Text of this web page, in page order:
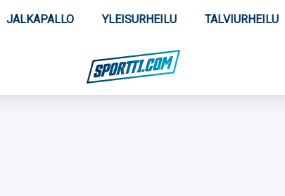
JALKAPALLO YLEISURHEILU TALVIURHEILU